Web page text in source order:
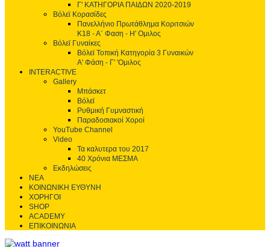
Γ' ΚΑΤΗΓΟΡΙΑ ΠΑΙΔΩΝ 2020-2019
Βόλεϊ Κορασίδες
Πανελλήνιο Πρωτάθλημα Κοριτσιών
Κ18 - Α΄ Φαση - H' Ομιλος
Βόλεϊ Γυναίκες
Βόλεϊ Τοπική Κατηγορία 3 Γυναικών
Α' Φάση - Γ' 'Ομιλος
INTERACTIVE
Gallery
Μπάσκετ
Βόλεϊ
Ρυθμική Γυμναστική
Παραδοσιακοί Χοροί
YouTube Channel
Video
Τα καλυτερα του 2017
40 Χρόνια ΜΕΣΜΑ
Εκδηλώσεις
ΝΕΑ
ΚΟΙΝΩΝΙΚΗ ΕΥΘΥΝΗ
ΧΟΡΗΓΟΙ
SHOP
ACADEMY
ΕΠΙΚΟΙΝΩΝΙΑ